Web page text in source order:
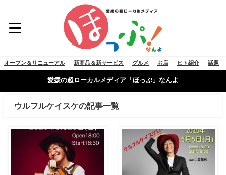
オープン＆リニューアル 新商品＆新サービス グルメ お店 ヒト紹介 話題
愛媛の超ローカルメディア「ほっぷ」なんよ
ウルフルケイスケの記事一覧